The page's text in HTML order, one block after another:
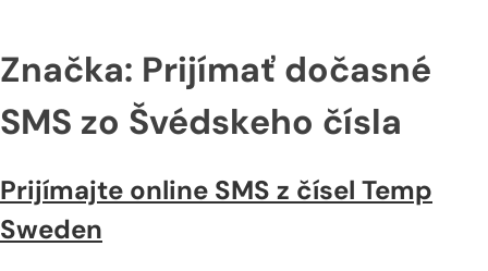
Značka: Prijímať dočasné
SMS zo Švédskeho čísla
Prijímajte online SMS z čísel Temp
Sweden